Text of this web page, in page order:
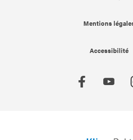
Mentions
Accessibilité